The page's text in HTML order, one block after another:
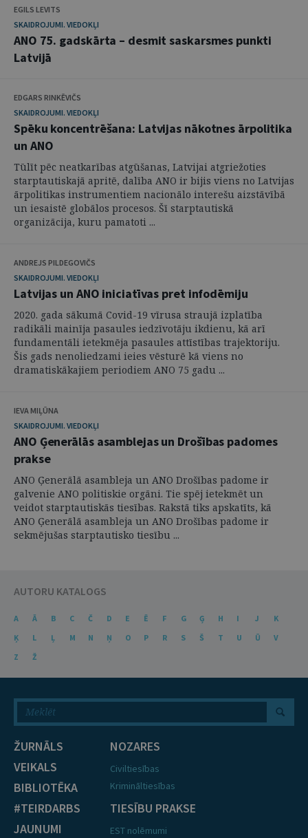
EGILS LEVITS
SKAIDROJUMI. VIEDOKĻI
ANO 75. gadskārta – desmit saskarsmes punkti
Latvijā
EDGARS RINKĒVIČS
SKAIDROJUMI. VIEDOKĻI
Spēku koncentrēšana: Latvijas nākotnes ārpolitika
un ANO
Tūlīt pēc neatkarības atgūšanas, Latvijai atgriežoties
starptautiskajā apritē, dalība ANO ir bijis viens no Latvijas
ārpolitikas instrumentiem nacionālo interešu aizstāvībā
un iesaistē globālos procesos. Šī starptautiskā
organizācija, kuru pamatoti ...
ANDREJS PILDEGOVIČS
SKAIDROJUMI. VIEDOKĻI
Latvijas un ANO iniciatīvas pret infodēmiju
2020. gada sākumā Covid-19 vīrusa straujā izplatība
radikāli mainīja pasaules iedzīvotāju ikdienu, kā arī
fundamentāli ietekmēja pasaules attīstības trajektoriju.
Šis gads nenoliedzami ieies vēsturē kā viens no
dramatiskākajiem periodiem ANO 75 gadu ...
IEVA MIĻŪNA
SKAIDROJUMI. VIEDOKĻI
ANO Ģenerālās asamblejas un Drošības padomes
prakse
ANO Ģenerālā asambleja un ANO Drošības padome ir
galvenie ANO politiskie orgāni. Tie spēj ietekmēt un
veidot starptautiskās tiesības. Rakstā tiks apskatīts, kā
ANO Ģenerālā asambleja un ANO Drošības padome ir
sekmējušas starptautisko tiesību ...
AUTORU KATALOGS
A Ā B C Č D E Ē F G Ģ H I J
K
Ķ
L Ļ M N Ņ O P R S Š T U Ū
V
Z
Ž
ŽURNĀLS
VEIKALS
BIBLIOTĒKA
#TEIRDARBS
JAUNUMI
NOZARES
Civiltiesības
Krimināltiesības
TIESĪBU PRAKSE
EST nolēmumi